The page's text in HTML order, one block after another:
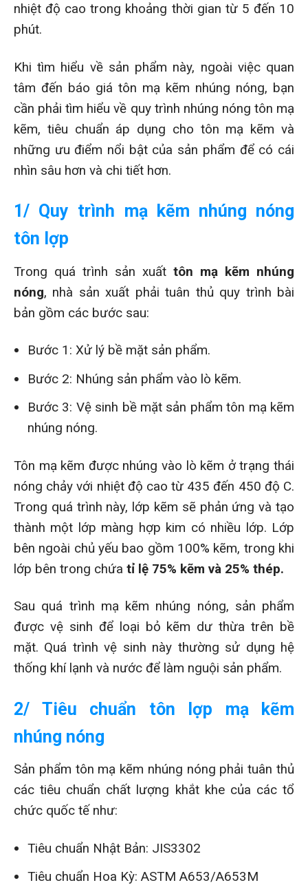
nhiệt độ cao trong khoảng thời gian từ 5 đến 10
phút.
Khi tìm hiểu về sản phẩm này, ngoài việc quan
tâm đến báo giá tôn mạ kẽm nhúng nóng, bạn
cần phải tìm hiểu về quy trình nhúng nóng tôn mạ
kẽm, tiêu chuẩn áp dụng cho tôn mạ kẽm và
những ưu điểm nổi bật của sản phẩm để có cái
nhìn sâu hơn và chi tiết hơn.
1/ Quy trình mạ kẽm nhúng nóng
tôn lợp
Trong quá trình sản xuất tôn mạ kẽm nhúng
nóng, nhà sản xuất phải tuân thủ quy trình bài
bản gồm các bước sau:
Bước 1: Xử lý bề mặt sản phẩm.
Bước 2: Nhúng sản phẩm vào lò kẽm.
Bước 3: Vệ sinh bề mặt sản phẩm tôn mạ kẽm
nhúng nóng.
Tôn mạ kẽm được nhúng vào lò kẽm ở trạng thái
nóng chảy với nhiệt độ cao từ 435 đến 450 độ C.
Trong quá trình này, lớp kẽm sẽ phản ứng và tạo
thành một lớp màng hợp kim có nhiều lớp. Lớp
bên ngoài chủ yếu bao gồm 100% kẽm, trong khi
lớp bên trong chứa tỉ lệ 75% kẽm và 25% thép.
Sau quá trình mạ kẽm nhúng nóng, sản phẩm
được vệ sinh để loại bỏ kẽm dư thừa trên bề
mặt. Quá trình vệ sinh này thường sử dụng hệ
thống khí lạnh và nước để làm nguội sản phẩm.
2/ Tiêu chuẩn tôn lợp mạ kẽm
nhúng nóng
Sản phẩm tôn mạ kẽm nhúng nóng phải tuân thủ
các tiêu chuẩn chất lượng khắt khe của các tổ
chức quốc tế như:
Tiêu chuẩn Nhật Bản: JIS3302
Tiêu chuẩn Hoa Kỳ: ASTM A653/A653M